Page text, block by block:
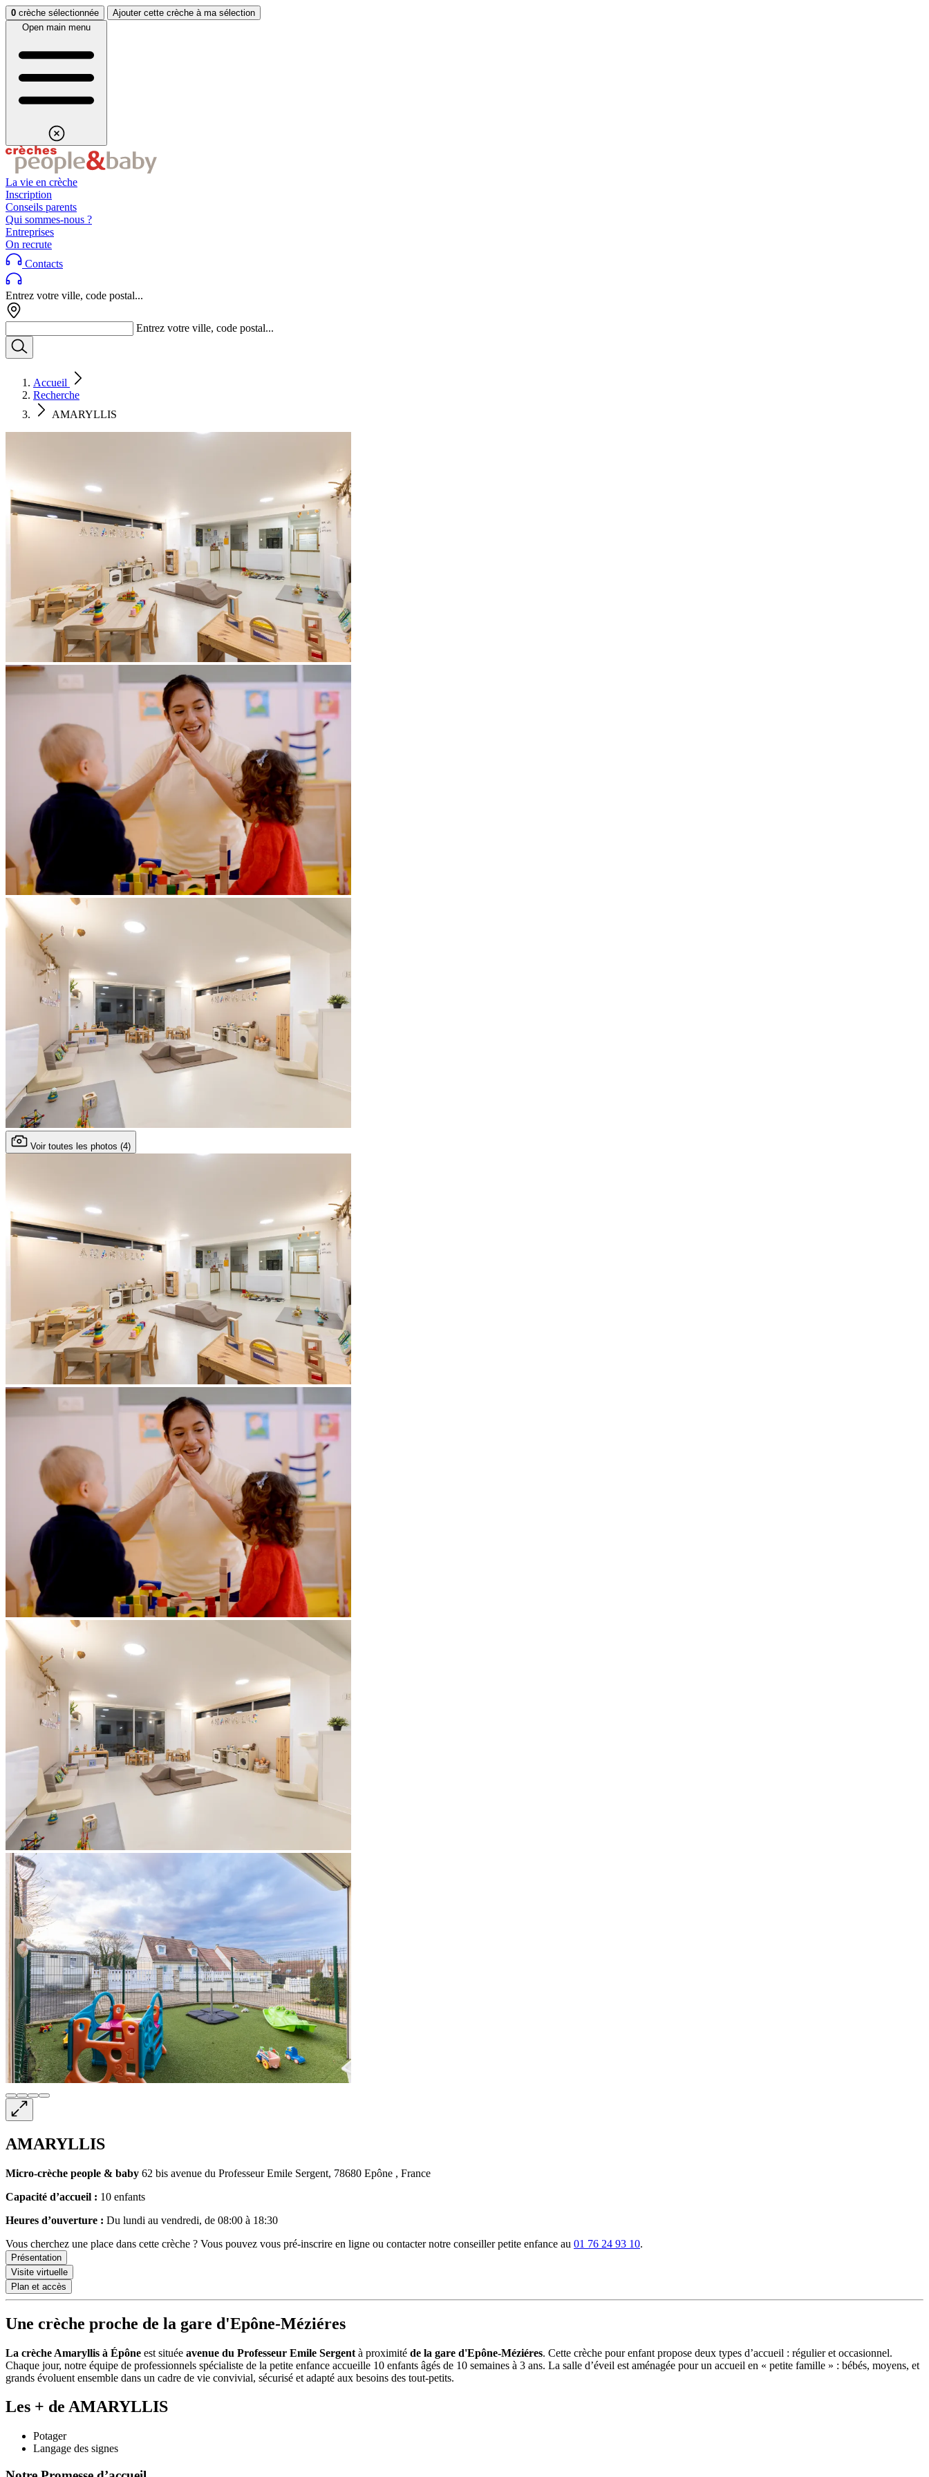
Aller au contenuAller au footer
0 crèche sélectionnée
Ajouter cette crèche à ma sélection
Open main menu
La vie en crèche
Inscription
Conseils parents
Qui sommes-nous ?
Entreprises
On recrute
Contacts
Entrez votre ville, code postal...
Entrez votre ville, code postal...
Accueil
Recherche
AMARYLLIS
Voir toutes les photos (4)
AMARYLLIS
Micro-crèche people & baby 62 bis avenue du Professeur Emile Sergent, 78680 Epône , France
Capacité d’accueil : 10 enfants
Heures d’ouverture : Du lundi au vendredi, de 08:00 à 18:30
Vous cherchez une place dans cette crèche ? Vous pouvez vous pré-inscrire en ligne ou contacter notre conseiller petite enfance au 01 76 24 93 10.
Présentation
Visite virtuelle
Plan et accès
Une crèche proche de la gare d'Epône-Méziéres
La crèche Amaryllis à Épône est située avenue du Professeur Emile Sergent à proximité de la gare d'Epône-Méziéres. Cette crèche pour enfant propose deux types d’accueil : régulier et occasionnel.
Chaque jour, notre équipe de professionnels spécialiste de la petite enfance accueille 10 enfants âgés de 10 semaines à 3 ans. La salle d’éveil est aménagée pour un accueil en « petite famille » : bébés, moyens, et
grands évoluent ensemble dans un cadre de vie convivial, sécurisé et adapté aux besoins des tout-petits.
Les + de AMARYLLIS
Potager
Langage des signes